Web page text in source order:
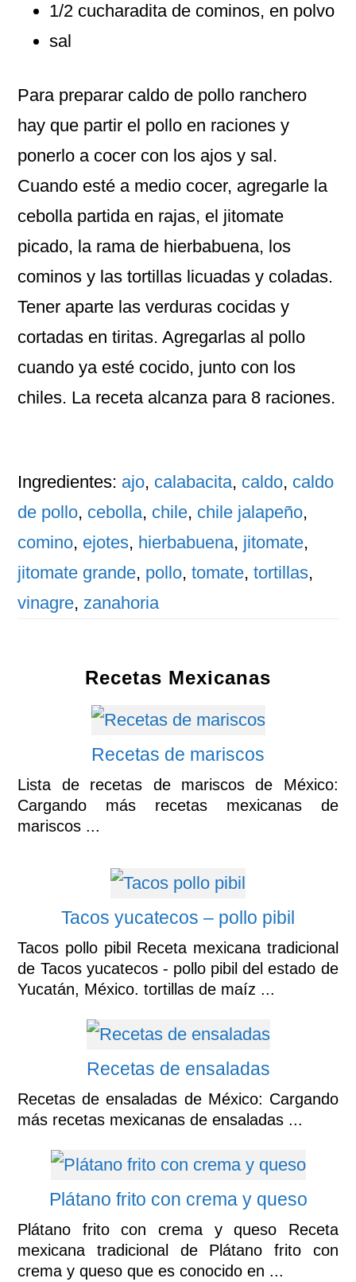
1/2 cucharadita de cominos, en polvo
sal
Para preparar caldo de pollo ranchero
hay que partir el pollo en raciones y
ponerlo a cocer con los ajos y sal.
Cuando esté a medio cocer, agregarle la
cebolla partida en rajas, el jitomate
picado, la rama de hierbabuena, los
cominos y las tortillas licuadas y coladas.
Tener aparte las verduras cocidas y
cortadas en tiritas. Agregarlas al pollo
cuando ya esté cocido, junto con los
chiles. La receta alcanza para 8 raciones.
Ingredientes: ajo, calabacita, caldo, caldo
de pollo, cebolla, chile, chile jalapeño,
comino, ejotes, hierbabuena, jitomate,
jitomate grande, pollo,tomate,tortillas,
vinagre,zanahoria
Recetas Mexicanas
Recetas de mariscos
Lista de recetas de mariscos de México:
Cargando más recetas mexicanas de
mariscos ...
Tacos yucatecos – pollo pibil
Tacos pollo pibil Receta mexicana tradicional
de Tacos yucatecos - pollo pibil del estado de
Yucatán, México. tortillas de maíz ...
Recetas de ensaladas
Recetas de ensaladas de México: Cargando
más recetas mexicanas de ensaladas ...
Plátano frito con crema y queso
Plátano frito con crema y queso Receta
mexicana tradicional de Plátano frito con
crema y queso que es conocido en ...